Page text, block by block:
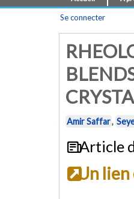
Se connecter
Amir Saffar,
Article
Un